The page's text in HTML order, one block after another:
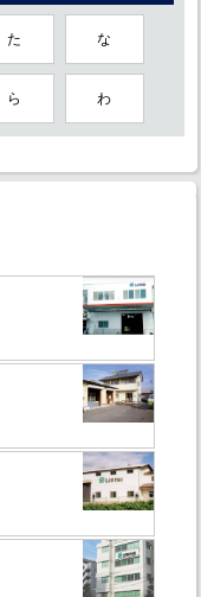
た な
ら わ